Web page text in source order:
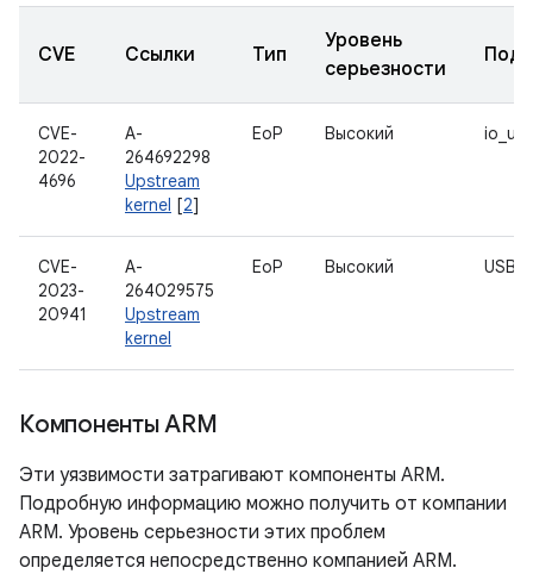
CVE Ссылки Тип
Уровень
серьезности
CVE-
2022-
4696
A-
264692298
Upstream
kernel [2]
EoP Высокий
CVE-
2023-
20941
A-
264029575
Upstream
kernel
EoP Высокий USB
Компоненты ARM
Эти уязвимости затрагивают компоненты ARM.
Подробную информацию можно получить от компании
ARM. Уровень серьезности этих проблем
определяется непосредственно компанией ARM.